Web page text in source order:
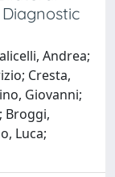
Andrea;
Cresta,
Giovanni;
Broggi,
Luca;